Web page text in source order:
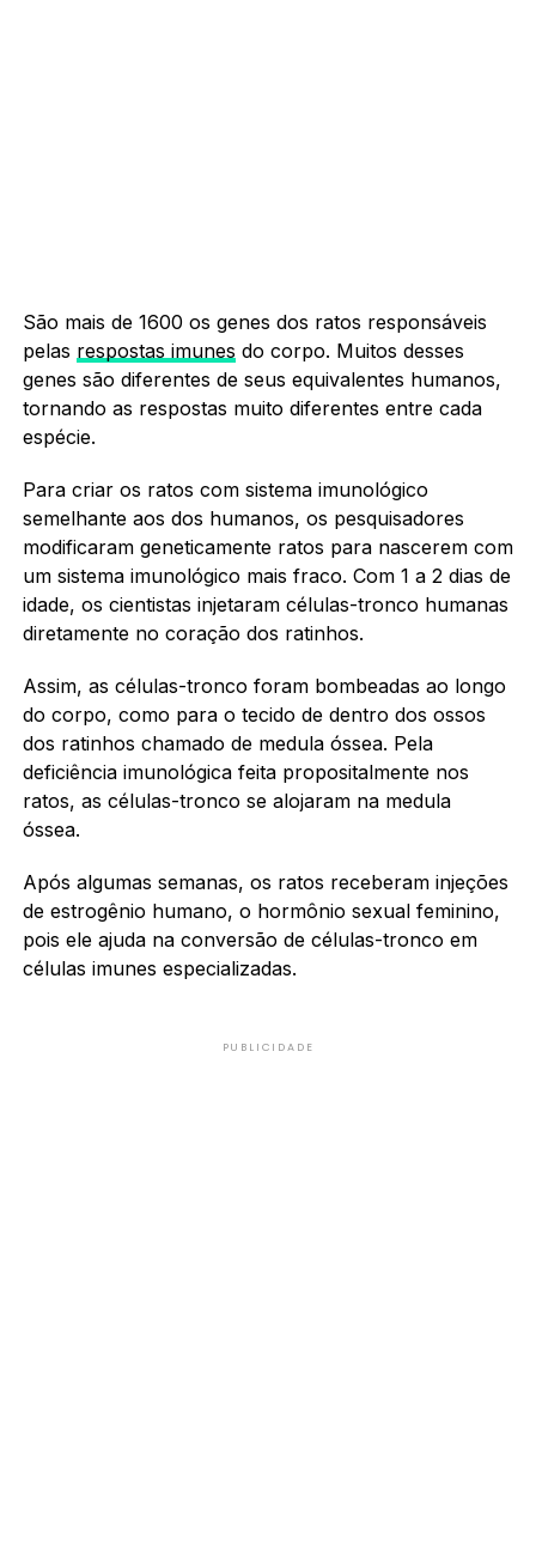
São mais de 1600 os genes dos ratos responsáveis
pelas respostas imunes do corpo. Muitos desses
genes são diferentes de seus equivalentes humanos,
tornando as respostas muito diferentes entre cada
espécie.
Para criar os ratos com sistema imunológico
semelhante aos dos humanos, os pesquisadores
modificaram geneticamente ratos para nascerem com
um sistema imunológico mais fraco. Com 1 a 2 dias de
idade, os cientistas injetaram células-tronco humanas
diretamente no coração dos ratinhos.
Assim, as células-tronco foram bombeadas ao longo
do corpo, como para o tecido de dentro dos ossos
dos ratinhos chamado de medula óssea. Pela
deficiência imunológica feita propositalmente nos
ratos, as células-tronco se alojaram na medula
óssea.
Após algumas semanas, os ratos receberam injeções
de estrogênio humano, o hormônio sexual feminino,
pois ele ajuda na conversão de células-tronco em
células imunes especializadas.
PUBLICIDADE